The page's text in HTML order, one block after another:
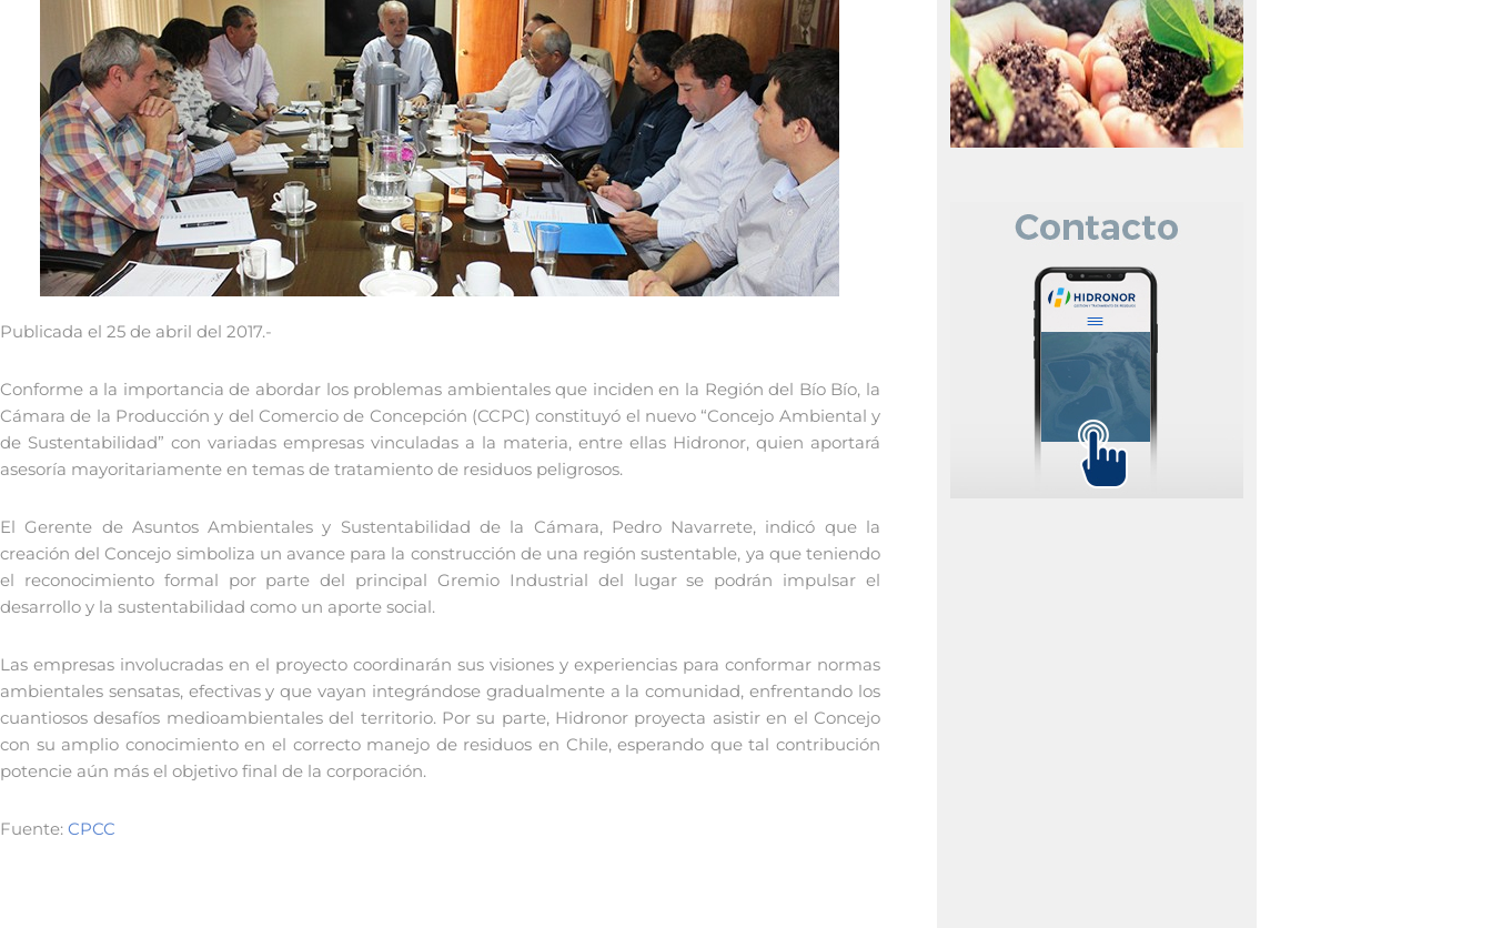
Publicada el 25 de abril del 2017.-
Conforme a la importancia de abordar los problemas ambientales que inciden en la Región del Bío Bío, la
Cámara de la Producción y del Comercio de Concepción (CCPC) constituyó el nuevo “Concejo Ambiental y
de Sustentabilidad” con variadas empresas vinculadas a la materia, entre ellas Hidronor, quien aportará
asesoría mayoritariamente en temas de tratamiento de residuos peligrosos.
El Gerente de Asuntos Ambientales y Sustentabilidad de la Cámara, Pedro Navarrete, indicó que la
creación del Concejo simboliza un avance para la construcción de una región sustentable, ya que teniendo
el reconocimiento formal por parte del principal Gremio Industrial del lugar se podrán impulsar el
desarrollo y la sustentabilidad como un aporte social.
Las empresas involucradas en el proyecto coordinarán sus visiones y experiencias para conformar normas
ambientales sensatas, efectivas y que vayan integrándose gradualmente a la comunidad, enfrentando los
cuantiosos desafíos medioambientales del territorio. Por su parte, Hidronor proyecta asistir en el Concejo
con su amplio conocimiento en el correcto manejo de residuos en Chile, esperando que tal contribución
potencie aún más el objetivo final de la corporación.
Fuente: CPCC